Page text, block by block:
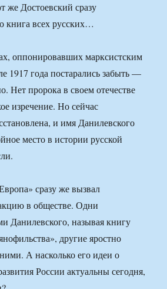
же Достоевский сразу
книга всех русских…
оппонировавших марксистским
1917 года постарались забыть —
Нет пророка в своем отечестве
изречение. Но сейчас
и имя Данилевского
место в истории русской
сразу же вызвал
в обществе. Одни
Данилевского, называя книгу
другие яростно
А насколько его идеи о
России актуальны сегодня,